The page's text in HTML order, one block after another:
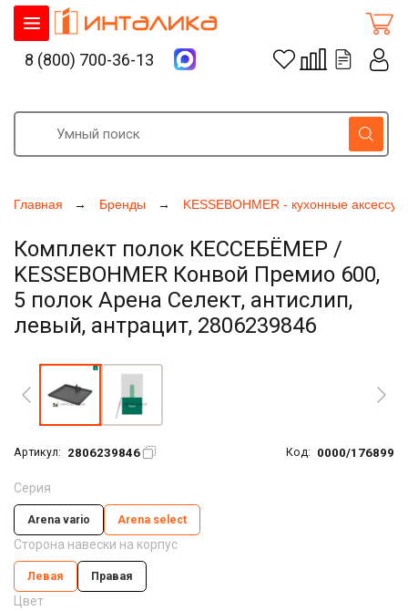
Главная Бренды KESSEBOHMER - кухонные
Комплект полок КЕССЕБЁМЕР /
KESSEBOHMER Конвой Премио 600,
5 полок Арена Селект, антислип,
левый, антрацит, 2806239846
Артикул: 2806239846 Код: 0000/176899
Серия
Arena vario Arena seleсt
Сторона навески на корпус
Левая Правая
Цвет
8 (800) 700-36-13